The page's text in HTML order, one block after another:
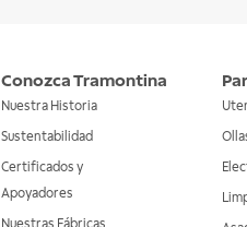
Conozca Tramontina
Nuestra Historia
Sustentabilidad
Certificados y
Apoyadores